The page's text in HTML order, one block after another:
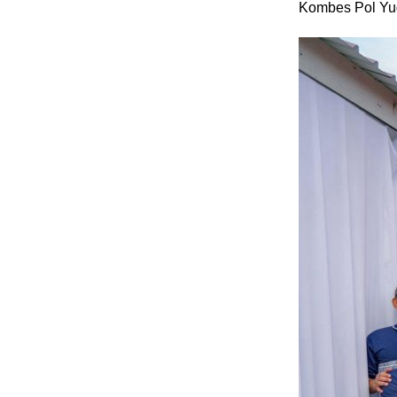
Kombes Pol